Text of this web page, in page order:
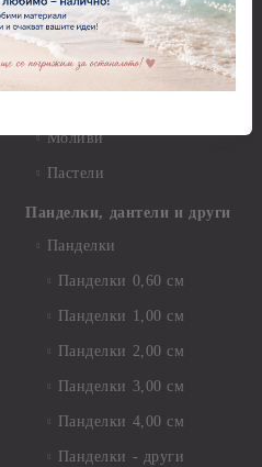
пастели и восъци
Восъци
Маркери, флумастери,
Моливи
Пастели
Панделки, дантели и други
Панделки
Панделки 0,60 см
Панделки 1,00 см
Панделки 2,00 см
Панделки 3,00 см
Панделки 4,00 см
Панделки - други